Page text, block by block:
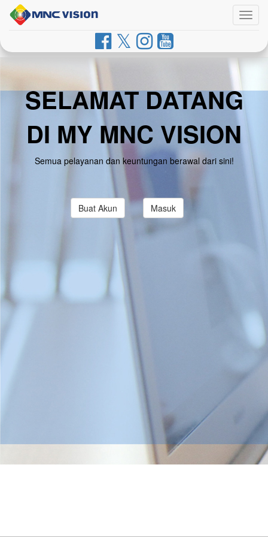
SELAMAT DATANG
DI MY MNC VISION
Semua pelayanan dan keuntungan berawal dari sini!
Buat Akun Masuk